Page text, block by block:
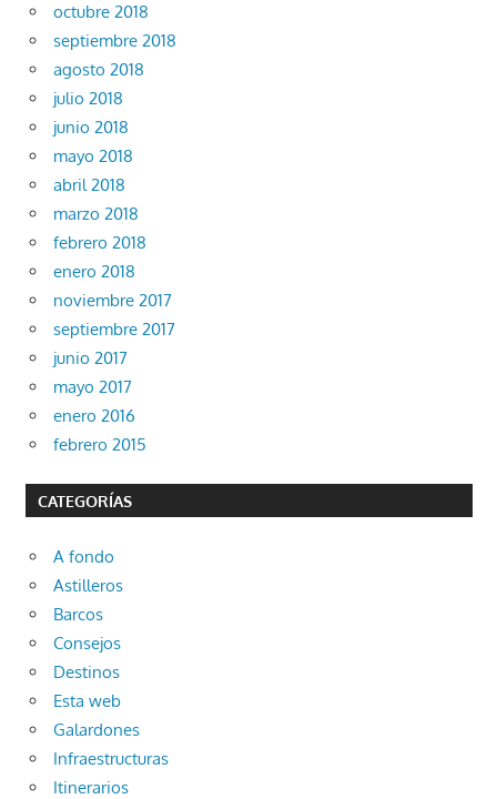
octubre 2018
septiembre 2018
agosto 2018
julio 2018
junio 2018
mayo 2018
abril 2018
marzo 2018
febrero 2018
enero 2018
noviembre 2017
septiembre 2017
junio 2017
mayo 2017
enero 2016
febrero 2015
CATEGORÍAS
A fondo
Astilleros
Barcos
Consejos
Destinos
Esta web
Galardones
Infraestructuras
Itinerarios